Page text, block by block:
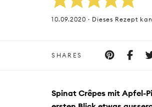
10.09.2020 · Dieses Rezept
SHARES
Spinat Crêpes mit Apfel-